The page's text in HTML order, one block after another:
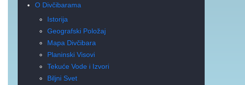
O Divčibarama
Istorija
Geografski Položaj
Mapa Divčibara
Planinski Visovi
Tekuće Vode i Izvori
Biljni Svet